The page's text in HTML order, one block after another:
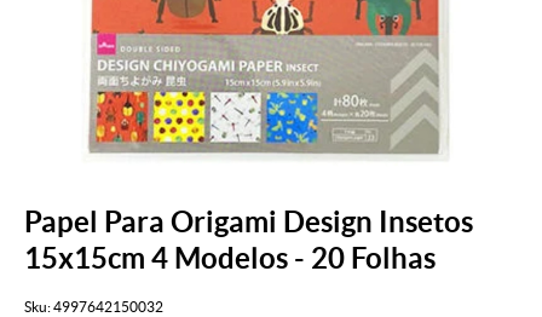
Papel Para Origami Design Insetos
15x15cm 4 Modelos - 20 Folhas
Sku:4997642150032